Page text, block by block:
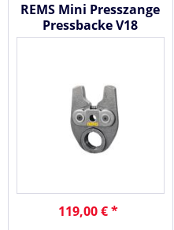
REMS Mini Presszange
Pressbacke V18
119,00 € *